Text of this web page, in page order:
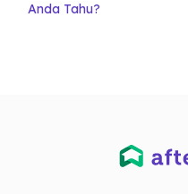
Anda Tahu?